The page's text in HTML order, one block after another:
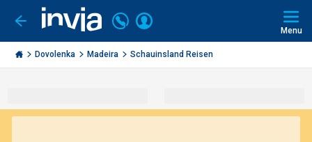
Ísť
späť
Invia.sk
Volajte
+421
2
3221
Prihlásiť
Menu
Dovolenka Madeira Schauinsland Reisen